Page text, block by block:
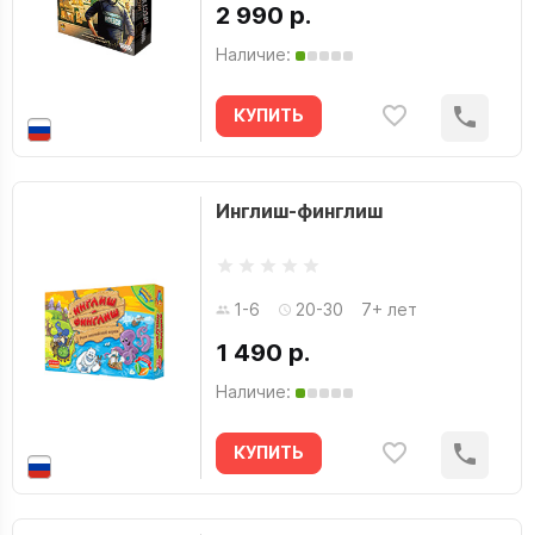
2 990 р.
Наличие:
КУПИТЬ
Инглиш-финглиш
1-6 20-30 7+ лет
1 490 р.
Наличие:
КУПИТЬ